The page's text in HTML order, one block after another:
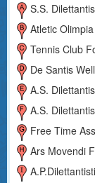
S.s.
Atletic
Tennis Club
De Santis
A.s.
A.s.
Free Time
Ars Movendi